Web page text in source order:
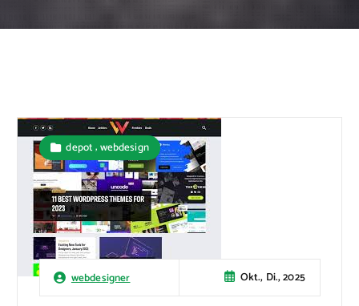
webdesigner Okt., Di., 2025
depot,webdesign